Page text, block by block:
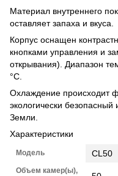
Материал внутреннего
оставляет запаха и вкуса.
Корпус оснащен
кнопками управления и
открывания). Диапазон
°C.
Охлаждение происходит
экологически
Земли.
Характеристики
Модель CL50
Объем камер(ы),